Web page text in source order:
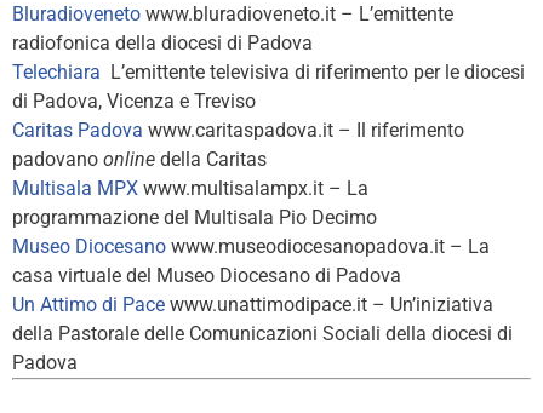
Bluradioveneto www.bluradioveneto.it – L’emittente
radiofonica della diocesi di Padova
Telechiara L’emittente televisiva di riferimento per le diocesi
di Padova, Vicenza e Treviso
Caritas Padova www.caritaspadova.it – Il riferimento
padovano online della Caritas
Multisala MPX www.multisalampx.it – La
programmazione del Multisala Pio Decimo
Museo Diocesano www.museodiocesanopadova.it – La
casa virtuale del Museo Diocesano di Padova
Un Attimo di Pace www.unattimodipace.it – Un’iniziativa
della Pastorale delle Comunicazioni Sociali della diocesi di
Padova